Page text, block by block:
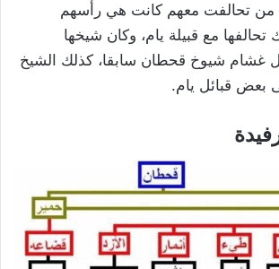
من تحالفت معهم كانت هي رأسهم
مع قبيلة يام، وكان شيخها
غشام شيوخ قحطان سابقا، كذلك الشيخ
بعض قبائل يام.